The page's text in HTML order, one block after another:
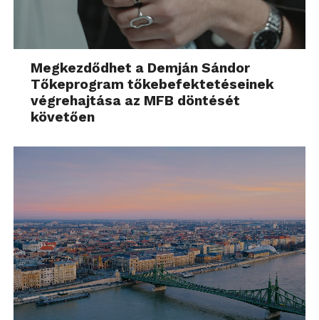
Megkezdődhet a Demján Sándor
Tőkeprogram tőkebefektetéseinek
végrehajtása az MFB döntését
követően